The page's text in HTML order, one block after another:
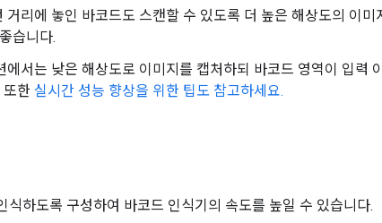
거리에 놓인 바코드도 스캔할 수 있도록 더 높은 해상도의 이미
습니다.
에서는 낮은 해상도로 이미지를 캡처하되 바코드 영역이 입력
또한 실시간 성능 향상을 위한 팁도 참고하세요.
식하도록 구성하여 바코드 인식기의 속도를 높일 수 있습니다.